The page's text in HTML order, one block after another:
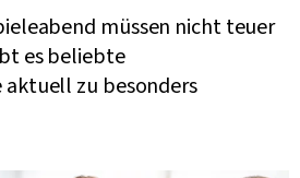
müssen nicht teuer
es beliebte
aktuell zu besonders